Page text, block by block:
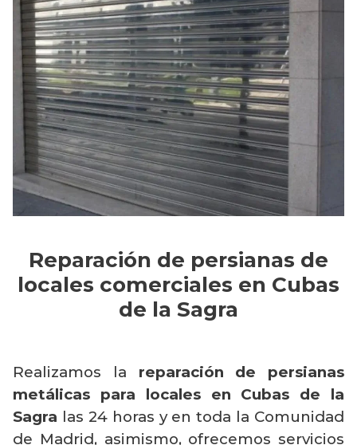
Reparación de persianas de
locales comerciales en Cubas
de la Sagra
Realizamos la reparación de persianas
metálicas para locales en Cubas de la
Sagra las 24 horas y en toda la Comunidad
de Madrid, asimismo, ofrecemos servicios